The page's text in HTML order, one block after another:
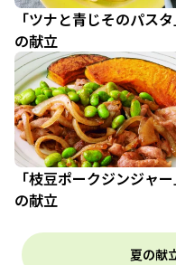
「ツナと青じそのパスタ
の献立
「枝豆ポークジンジャー
の献立
夏の献